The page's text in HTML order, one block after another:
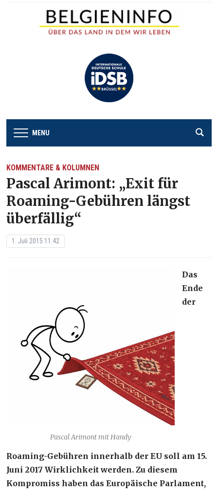
MENU
KOMMENTARE & KOLUMNEN
Pascal Arimont: „Exit für
Roaming-Gebühren längst
überfällig“
1. Juli 2015 11:42
Pascal Arimont mit Handy
Das
Ende
der
Roaming-Gebühren innerhalb der EU soll am 15.
Juni 2017 Wirklichkeit werden. Zu diesem
Kompromiss haben das Europäische Parlament,